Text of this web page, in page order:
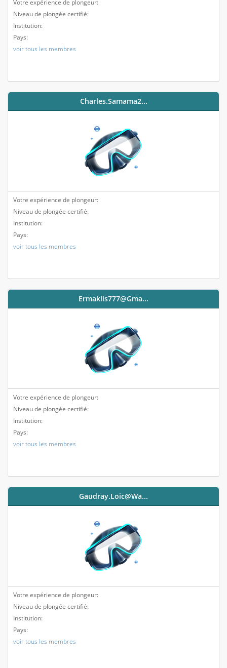
Votre expérience de plongeur:
Niveau de plongée certifié:
Institution:
Pays:
voir tous les membres
Charles.samama2...
Votre expérience de plongeur:
Niveau de plongée certifié:
Institution:
Pays:
voir tous les membres
Ermaklis777@gma...
Votre expérience de plongeur:
Niveau de plongée certifié:
Institution:
Pays:
voir tous les membres
Gaudray.loic@wa...
Votre expérience de plongeur:
Niveau de plongée certifié:
Institution:
Pays:
voir tous les membres